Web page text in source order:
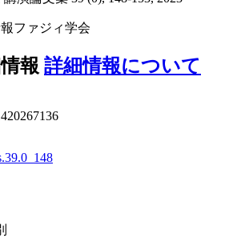
ファジィ学会
報 詳細情報について